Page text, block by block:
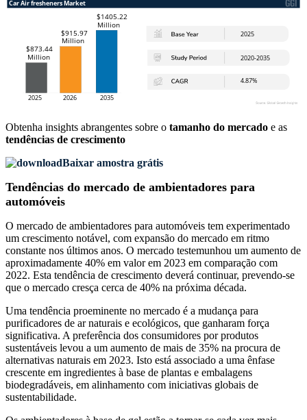
Obtenha insights abrangentes sobre o tamanho do mercado e as
tendências de crescimento
Baixar amostra grátis
Tendências do mercado de ambientadores para
automóveis
O mercado de ambientadores para automóveis tem experimentado
um crescimento notável, com expansão do mercado em ritmo
constante nos últimos anos. O mercado testemunhou um aumento de
aproximadamente 40% em valor em 2023 em comparação com
2022. Esta tendência de crescimento deverá continuar, prevendo-se
que o mercado cresça cerca de 40% na próxima década.
Uma tendência proeminente no mercado é a mudança para
purificadores de ar naturais e ecológicos, que ganharam força
significativa. A preferência dos consumidores por produtos
sustentáveis ​​levou a um aumento de mais de 35% na procura de
alternativas naturais em 2023. Isto está associado a uma ênfase
crescente em ingredientes à base de plantas e embalagens
biodegradáveis, em alinhamento com iniciativas globais de
sustentabilidade.